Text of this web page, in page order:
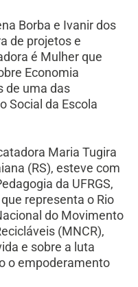
Borba e Ivanir dos
de projetos e
é Mulher que
Economia
de uma das
Social da Escola
Maria Tugira
(RS), esteve com
da UFRGS,
representa o Rio
do Movimento
(MNCR),
e sobre a luta
o empoderamento